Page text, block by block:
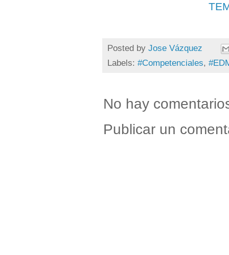
Posted by Jose Vázquez
Labels: #Competenciales,
No hay
Publicar un